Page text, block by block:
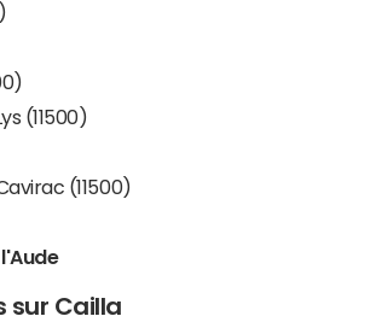
(11500)
(11500)
sur Cailla